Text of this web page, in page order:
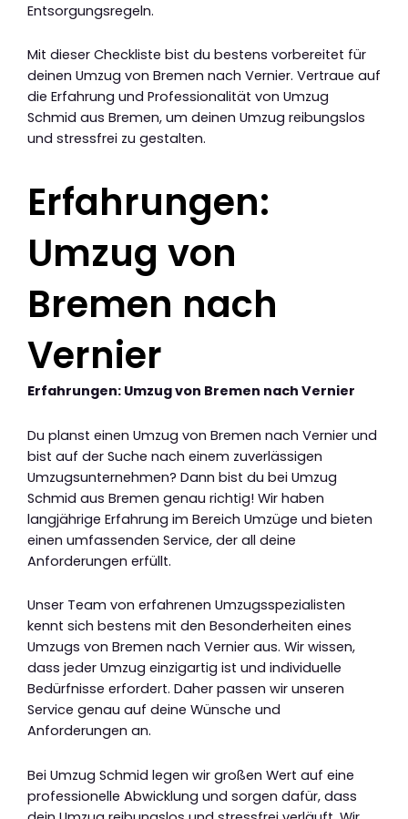
Entsorgungsregeln.
Mit dieser Checkliste bist du bestens vorbereitet für
deinen Umzug von Bremen nach Vernier. Vertraue auf
die Erfahrung und Professionalität von Umzug
Schmid aus Bremen, um deinen Umzug reibungslos
und stressfrei zu gestalten.
Erfahrungen:
Umzug von
Bremen nach
Vernier
Erfahrungen: Umzug von Bremen nach Vernier
Du planst einen Umzug von Bremen nach Vernier und
bist auf der Suche nach einem zuverlässigen
Umzugsunternehmen? Dann bist du bei Umzug
Schmid aus Bremen genau richtig! Wir haben
langjährige Erfahrung im Bereich Umzüge und bieten
einen umfassenden Service, der all deine
Anforderungen erfüllt.
Unser Team von erfahrenen Umzugsspezialisten
kennt sich bestens mit den Besonderheiten eines
Umzugs von Bremen nach Vernier aus. Wir wissen,
dass jeder Umzug einzigartig ist und individuelle
Bedürfnisse erfordert. Daher passen wir unseren
Service genau auf deine Wünsche und
Anforderungen an.
Bei Umzug Schmid legen wir großen Wert auf eine
professionelle Abwicklung und sorgen dafür, dass